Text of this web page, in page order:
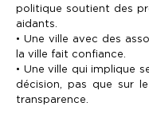
politique soutient des
aidants.
• Une ville avec des
la ville fait confiance.
• Une ville qui implique
décision, pas que sur
transparence.